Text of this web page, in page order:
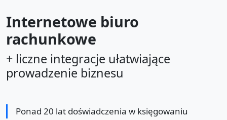
Internetowe biuro
rachunkowe
+ liczne integracje ułatwiające
prowadzenie biznesu
Ponad 20 lat doświadczenia w księgowaniu